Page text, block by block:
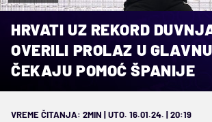
HRVATI UZ REKORD
OVERILI PROLAZ U
ČEKAJU POMOĆ ŠPANIJE
VREME ČITANJA: 2MIN | UTO. 16.01.24. | 20:19